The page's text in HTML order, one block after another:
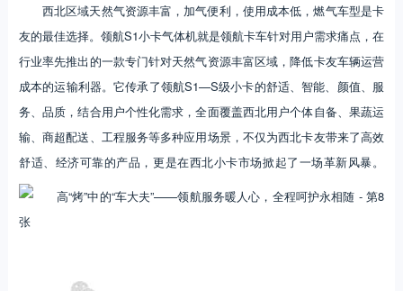
西北区域天然气资源丰富，加气便利，使用成本低，燃气车型是卡
友的最佳选择。领航S1小卡气体机就是领航卡车针对用户需求痛点，在
行业率先推出的一款专门针对天然气资源丰富区域，降低卡友车辆运营
成本的运输利器。它传承了领航S1—S级小卡的舒适、智能、颜值、服
务、品质，结合用户个性化需求，全面覆盖西北用户个体自备、果蔬运
输、商超配送、工程服务等多种应用场景，不仅为西北卡友带来了高效
舒适、经济可靠的产品，更是在西北小卡市场掀起了一场革新风暴。